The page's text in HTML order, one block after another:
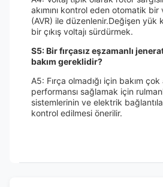
akımını kontrol eden otomatik
(AVR) ile düzenlenir.Değişen yük
bir çıkış voltajı sürdürmek.
S5: Bir fırçasız eşzamanlı
bakım gereklidir?
A5: Fırça olmadığı için bakım çok
performansı sağlamak için
sistemlerinin ve elektrik
kontrol edilmesi önerilir.